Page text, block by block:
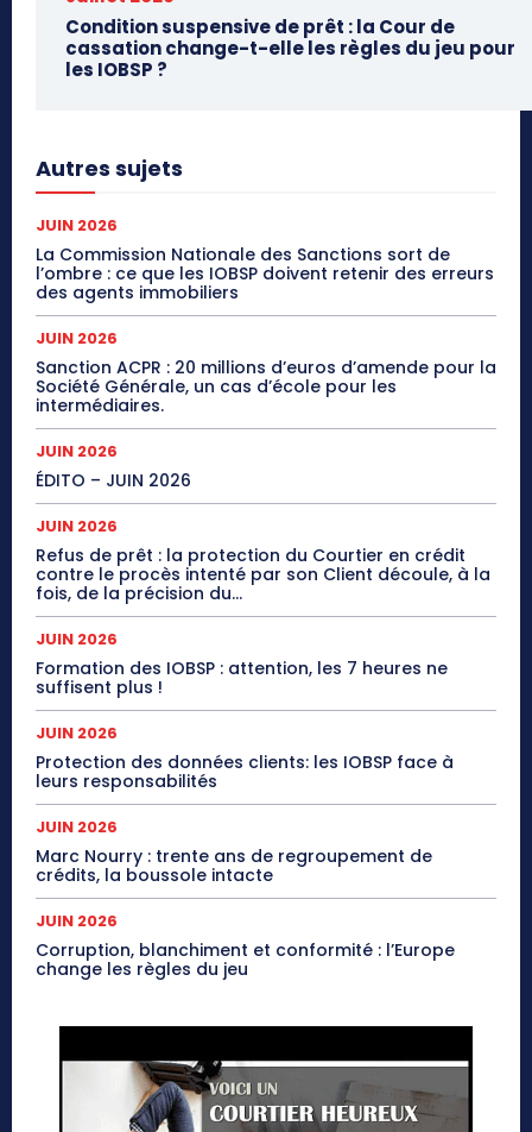
Condition suspensive de prêt : la Cour de
cassation change-t-elle les règles du jeu pour
les IOBSP ?
Autres sujets
JUIN 2026
La Commission Nationale des Sanctions sort de
l’ombre : ce que les IOBSP doivent retenir des erreurs
des agents immobiliers
JUIN 2026
Sanction ACPR : 20 millions d’euros d’amende pour la
Société Générale, un cas d’école pour les
intermédiaires.
JUIN 2026
ÉDITO – JUIN 2026
JUIN 2026
Refus de prêt : la protection du Courtier en crédit
contre le procès intenté par son Client découle, à la
fois, de la précision du...
JUIN 2026
Formation des IOBSP : attention, les 7 heures ne
suffisent plus !
JUIN 2026
Protection des données clients: les IOBSP face à
leurs responsabilités
JUIN 2026
Marc Nourry : trente ans de regroupement de
crédits, la boussole intacte
JUIN 2026
Corruption, blanchiment et conformité : l’Europe
change les règles du jeu